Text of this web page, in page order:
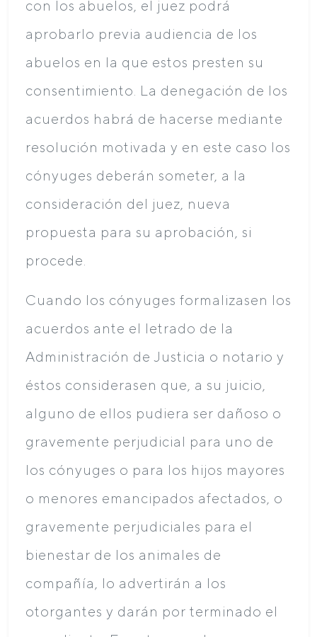
con los abuelos, el juez podrá
aprobarlo previa audiencia de los
abuelos en la que estos presten su
consentimiento. La denegación de los
acuerdos habrá de hacerse mediante
resolución motivada y en este caso los
cónyuges deberán someter, a la
consideración del juez, nueva
propuesta para su aprobación, si
procede.
Cuando los cónyuges formalizasen los
acuerdos ante el letrado de la
Administración de Justicia o notario y
éstos considerasen que, a su juicio,
alguno de ellos pudiera ser dañoso o
gravemente perjudicial para uno de
los cónyuges o para los hijos mayores
o menores emancipados afectados, o
gravemente perjudiciales para el
bienestar de los animales de
compañía, lo advertirán a los
otorgantes y darán por terminado el